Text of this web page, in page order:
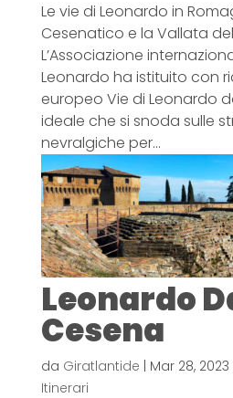
Le vie di Leonardo in
Cesenatico e la Vallata
L’Associazione
Leonardo ha istituito con
europeo Vie di Leonardo
ideale che si snoda sulle
nevralgiche per...
Leonardo
Cesena
da Giratlantide | Mar 28, 2023
Itinerari